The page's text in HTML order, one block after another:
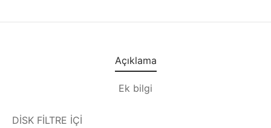
Açıklama
Ek bilgi
DİSK FİLTRE İÇİ